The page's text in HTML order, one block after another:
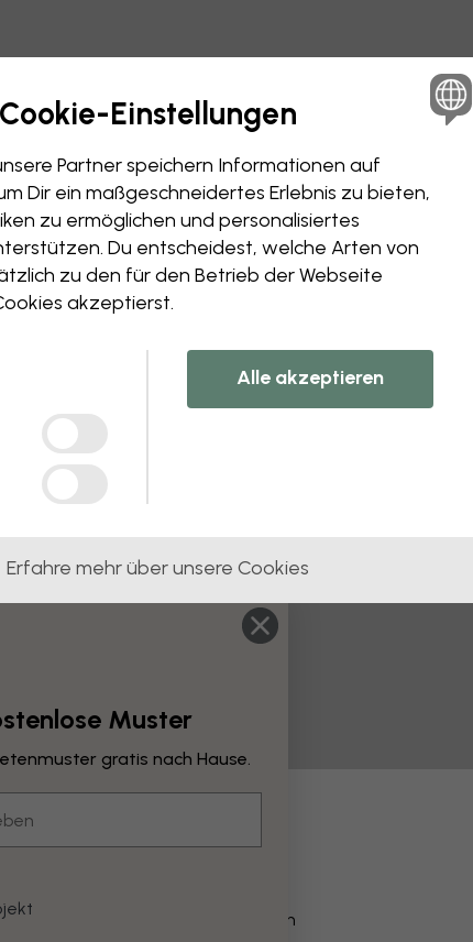
können auf das Bild klicken, um Markierungen vorzunehmen
Farbe verändern
Muster
gratis nach Hause.
Cookie-Einstellungen
Partner speichern Informationen auf
Dir ein maßgeschneidertes Erlebnis zu bieten,
zu ermöglichen und personalisiertes
Du entscheidest, welche Arten von
zu den für den Betrieb der Webseite
akzeptierst.
Alle akzeptieren
Erfahre mehr über unsere Cookies